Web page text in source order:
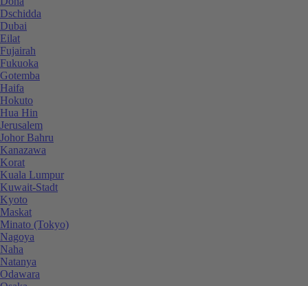
Dschidda
Dubai
Eilat
Fujairah
Fukuoka
Gotemba
Haifa
Hokuto
Hua Hin
Jerusalem
Johor Bahru
Kanazawa
Korat
Kuala Lumpur
Kuwait-Stadt
Kyoto
Maskat
Minato (Tokyo)
Nagoya
Naha
Natanya
Odawara